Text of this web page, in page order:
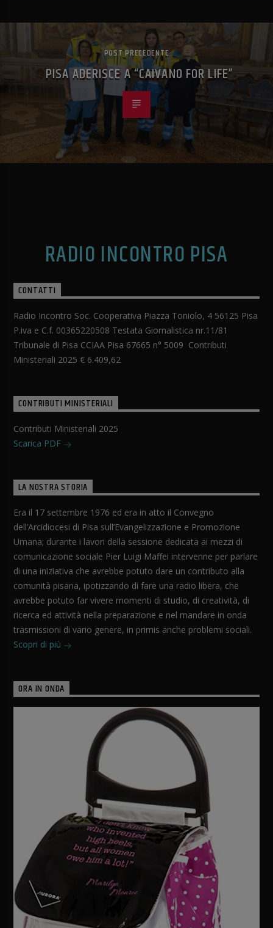
POST PRECEDENTE
PISA ADERISCE A “CAIVANO FOR LIFE”
RADIO INCONTRO PISA
CONTATTI
Radio Incontro Soc. Cooperativa Piazza Toniolo, 4 56125 Pisa
P.iva e C.f. 00365220508 Testata Giornalistica nr.11/81
Tribunale di Pisa CCIAA Pisa 67665 n° 5009 Contributi
Ministeriali 2025 € 6.409,62
CONTRIBUTI MINISTERIALI
Contributi Ministeriali 2025
Scarica PDF
LA NOSTRA STORIA
Era il 17 settembre 1976 ed era in atto il Convegno
dell’Arcidiocesi di Pisa sull’Evangelizzazione e Promozione
Umana; durante i lavori della sessione dedicata ai mezzi di
comunicazione sociale Pier Luigi Maffei intervenne per parlare
di una iniziativa che avrebbe potuto dare un contributo alla
comunità pisana, ipotizzando di fare una radio libera, che
avrebbe potuto far vivere momenti di studio, di creatività, di
ricerca ed attività nella preparazione e nel mandare in onda
trasmissioni di vario genere, in primis anche problemi sociali.
Scopri di più
ORA IN ONDA